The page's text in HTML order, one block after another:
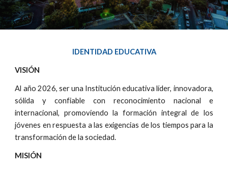
IDENTIDAD EDUCATIVA
VISIÓN
Al año 2026, ser una Institución educativa líder, innovadora,
sólida y confiable con reconocimiento nacional e
internacional, promoviendo la formación integral de los
jóvenes en respuesta a las exigencias de los tiempos para la
transformación de la sociedad.
MISIÓN